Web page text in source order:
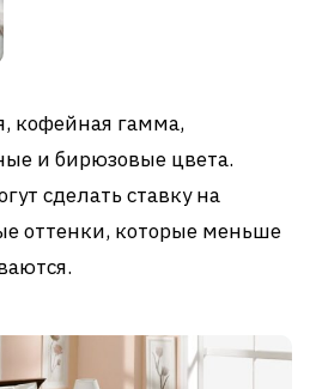
кофейная гамма,
и бирюзовые цвета.
сделать ставку на
оттенки, которые меньше